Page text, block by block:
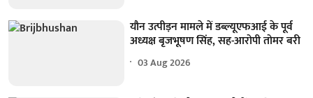
यौन उत्पीड़न मामले में डब्ल्यूएफआई के पूर्व
अध्यक्ष बृजभूषण सिंह, सह-आरोपी तोमर बरी
03 Aug 2026